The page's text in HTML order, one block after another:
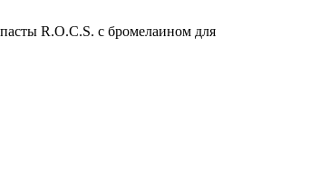
R.O.C.S. с бромелаином для